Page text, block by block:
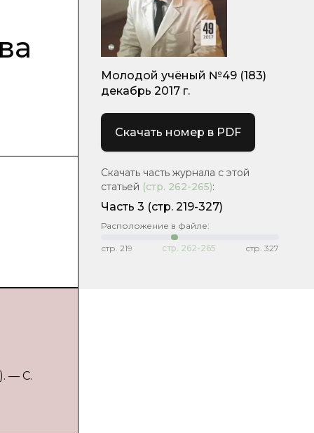
— С.
Молодой учёный №49 (183)
декабрь 2017 г.
Скачать номер в PDF
Скачать часть журнала с этой
статьей (стр. 262-265):
Часть 3 (стр. 219-327)
Расположение в файле:
стр. 219 стр. 262-265 стр. 327